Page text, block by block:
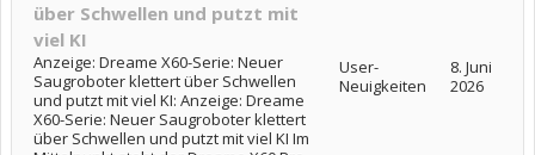
über Schwellen und putzt mit
viel KI
Anzeige: Dreame X60-Serie: Neuer
Saugroboter klettert über Schwellen
und putzt mit viel KI: Anzeige: Dreame
X60-Serie: Neuer Saugroboter klettert
über Schwellen und putzt mit viel KI Im
User-
Neuigkeiten
8. Juni
2026